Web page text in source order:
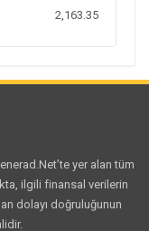
2,163.35
yer alan tüm
ilgili finansal verilerin
dolayı doğruluğunun